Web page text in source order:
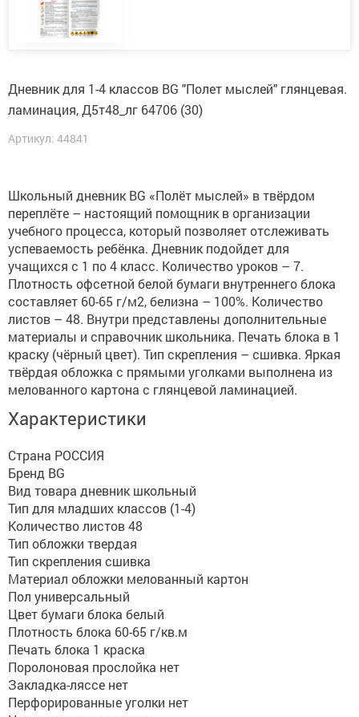
Дневник для 1-4 классов BG "Полет мыслей" глянцевая.
ламинация, Д5т48_лг 64706 (30)
Артикул: 44841
Школьный дневник BG «Полёт мыслей» в твёрдом
переплёте – настоящий помощник в организации
учебного процесса, который позволяет отслеживать
успеваемость ребёнка. Дневник подойдет для
учащихся с 1 по 4 класс. Количество уроков – 7.
Плотность офсетной белой бумаги внутреннего блока
составляет 60-65 г/м2, белизна – 100%. Количество
листов – 48. Внутри представлены дополнительные
материалы и справочник школьника. Печать блока в 1
краску (чёрный цвет). Тип скрепления – сшивка. Яркая
твёрдая обложка с прямыми уголками выполнена из
мелованного картона с глянцевой ламинацией.
Характеристики
Страна РОССИЯ
Бренд BG
Вид товара дневник школьный
Тип для младших классов (1-4)
Количество листов 48
Тип обложки твердая
Тип скрепления сшивка
Материал обложки мелованный картон
Пол универсальный
Цвет бумаги блока белый
Плотность блока 60-65 г/кв.м
Печать блока 1 краска
Поролоновая прослойка нет
Закладка-ляссе нет
Перфорированные уголки нет